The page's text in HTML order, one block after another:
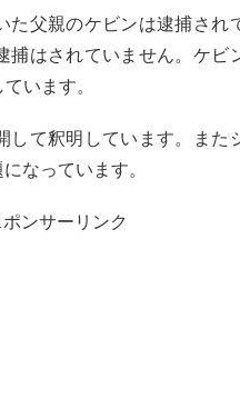
父親のケビンは逮捕され
はされていません。ケビ
います。
て釈明しています。また
なっています。
ポンサーリンク